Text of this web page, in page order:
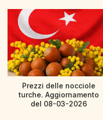
Prezzi delle nocciole
turche. Aggiornamento
del 08-03-2026